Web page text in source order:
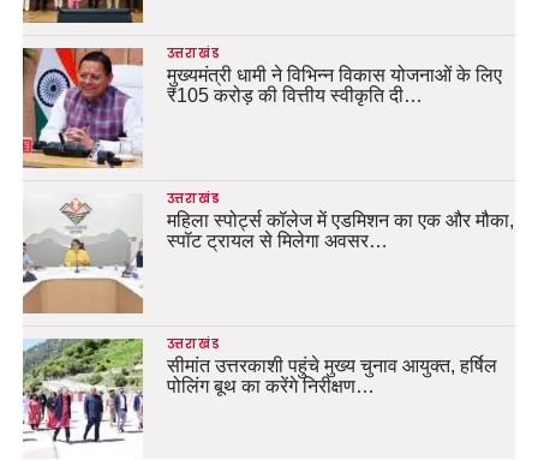
उत्तराखंड
मुख्यमंत्री धामी ने विभिन्न विकास योजनाओं के लिए
₹105 करोड़ की वित्तीय स्वीकृति दी…
उत्तराखंड
महिला स्पोर्ट्स कॉलेज में एडमिशन का एक और मौका,
स्पॉट ट्रायल से मिलेगा अवसर…
उत्तराखंड
सीमांत उत्तरकाशी पहुंचे मुख्य चुनाव आयुक्त, हर्षिल
पोलिंग बूथ का करेंगे निरीक्षण…